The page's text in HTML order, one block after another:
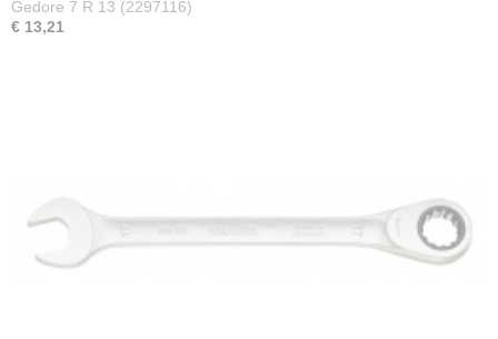
Gedore 7 R 13 (2297116)
€ 13,21